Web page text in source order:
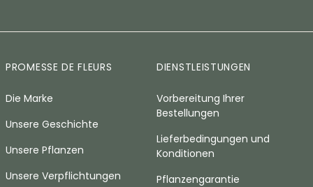
PROMESSE DE FLEURS
Die Marke
Unsere Geschichte
Unsere Pflanzen
Unsere Verpflichtungen
DIENSTLEISTUNGEN
Vorbereitung Ihrer
Bestellungen
Lieferbedingungen und
Konditionen
Pflanzengarantie